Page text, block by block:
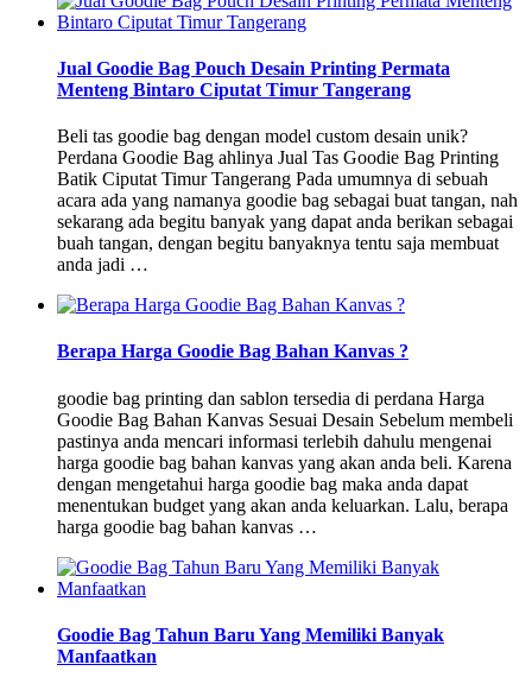
Jual Goodie Bag Pouch Desain Printing Permata
Menteng Bintaro Ciputat Timur Tangerang
Beli tas goodie bag dengan model custom desain unik?
Perdana Goodie Bag ahlinya Jual Tas Goodie Bag Printing
Batik Ciputat Timur Tangerang Pada umumnya di sebuah
acara ada yang namanya goodie bag sebagai buat tangan, nah
sekarang ada begitu banyak yang dapat anda berikan sebagai
buah tangan, dengan begitu banyaknya tentu saja membuat
anda jadi …
Berapa Harga Goodie Bag Bahan Kanvas ?
goodie bag printing dan sablon tersedia di perdana Harga
Goodie Bag Bahan Kanvas Sesuai Desain Sebelum membeli
pastinya anda mencari informasi terlebih dahulu mengenai
harga goodie bag bahan kanvas yang akan anda beli. Karena
dengan mengetahui harga goodie bag maka anda dapat
menentukan budget yang akan anda keluarkan. Lalu, berapa
harga goodie bag bahan kanvas …
Goodie Bag Tahun Baru Yang Memiliki Banyak
Manfaatkan